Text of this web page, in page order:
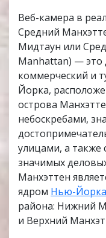
Веб-камера в
Средний
Мидтаун или
Manhattan) —
коммерческий и
Йорка,
острова
небоскребами,
улицами, а также
значимых
Манхэттен
ядром Нью-Йорка
района: Нижний
и Верхний